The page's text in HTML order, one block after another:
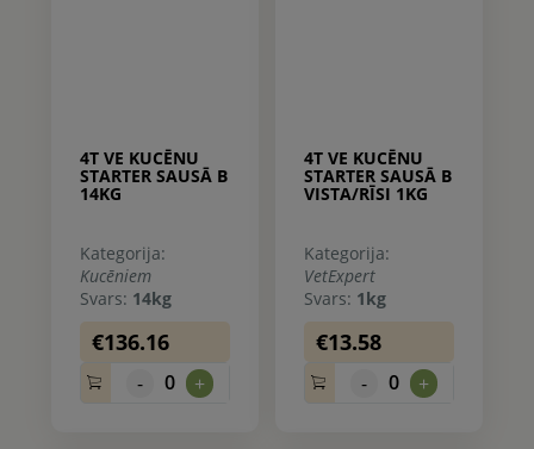
4T VE KUCĒNU
STARTER SAUSĀ B
14KG
Kategorija:
Kucēniem
Svars: 14kg
€136.16
- 0 +
4T VE KUCĒNU
STARTER SAUSĀ B
VISTA/RĪSI 1KG
Kategorija:
VetExpert
Svars: 1kg
€13.58
- 0 +